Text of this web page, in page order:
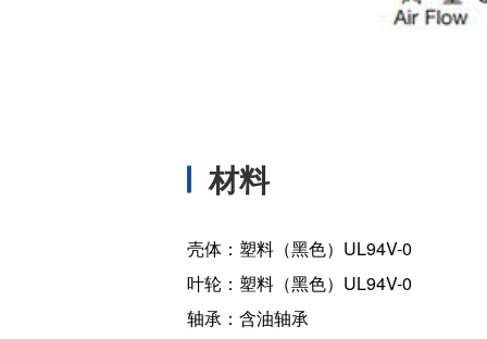
材料
壳体：塑料（黑色）UL94V-0
叶轮：塑料（黑色）UL94V-0
轴承：含油轴承